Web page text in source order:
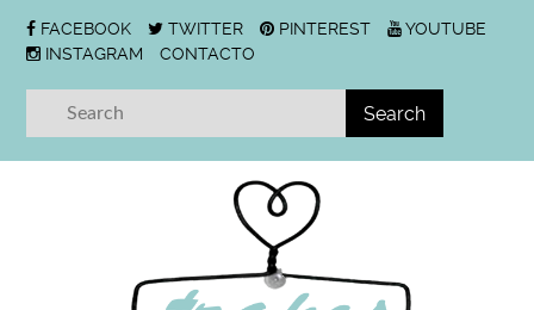
FACEBOOK TWITTER PINTEREST
YOUTUBE
INSTAGRAM
CONTACTO